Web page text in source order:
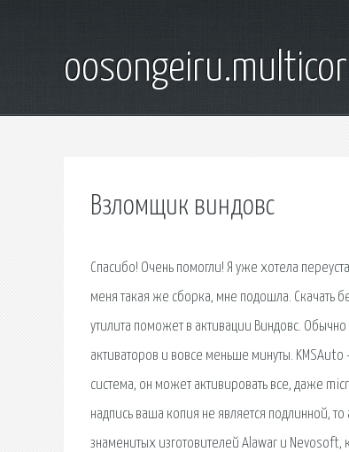
Взломщик виндовс
Спасибо! Очень помогли! Я уже хотела
меня такая же сборка, мне подошла. Скачать
утилита поможет в активации Виндовс.
активаторов и вовсе меньше минуты.
система, он может активировать все, даже
надпись ваша копия не является подлинной,
знаменитых изготовителей Alawar и Nevosoft,